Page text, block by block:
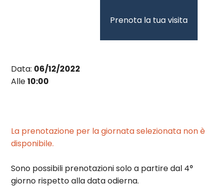
Prenota la tua visita
Data: 06/12/2022
Alle10:00
La prenotazione per la giornata selezionata non è
disponibile.
Sono possibili prenotazioni solo a partire dal 4°
giorno rispetto alla data odierna.